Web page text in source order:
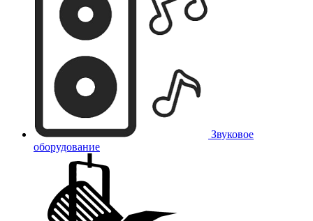
Звуковое
оборудование